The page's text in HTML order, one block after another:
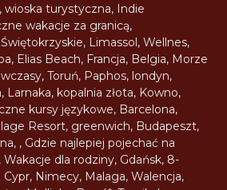
,wioska turystyczna, Indie
wakacje za granicą,
, Limassol,Wellnes,
, Elias Beach, Francja, Belgia, Morze
wczasy,Toruń, Paphos, londyn,
, Larnaka, kopalnia złota, Kowno,
kursy językowe, Barcelona,
Resort, greenwich, Budapeszt,
, , Gdzie najlepiej pojechać na
,Wakacje dla rodziny, Gdańsk, 8-
Cypr, Nimecy, Malaga,Walencja,